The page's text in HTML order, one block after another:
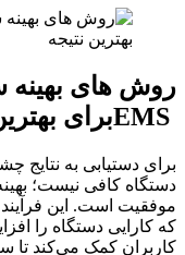
روش های بهینه
موفقیت است. این
که کارایی دستگاه را
کاربران کمک می‌کند تا